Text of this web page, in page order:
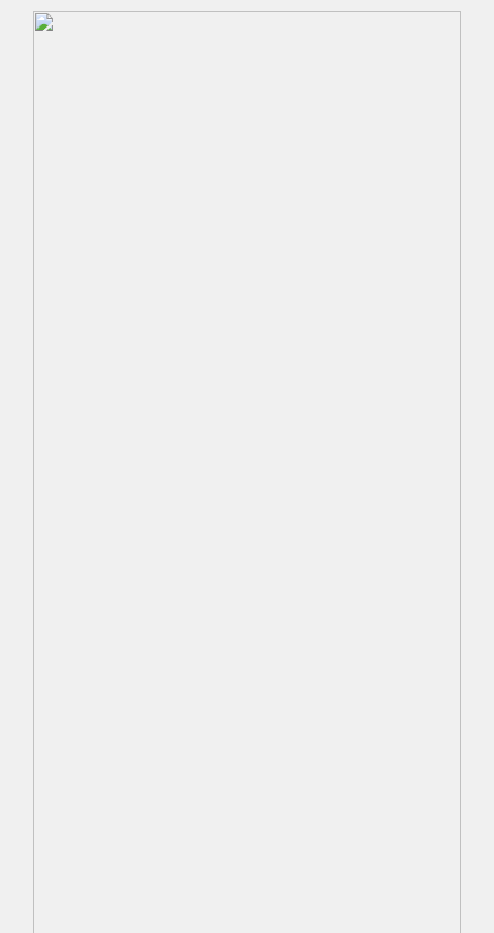
FEBRUARY 15, 2026